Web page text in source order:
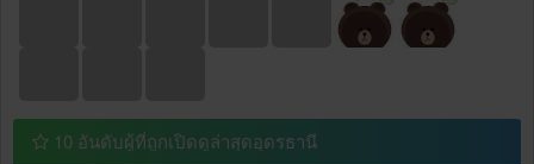
10 อันดับผู้ที่ถูกเปิดดูล่าสุดอุดรธานี